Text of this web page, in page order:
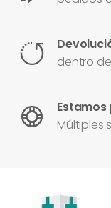
dentro
Múltiples